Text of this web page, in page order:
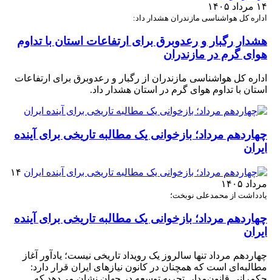
۱۴ مرداد ۱۴۰۵
اداره کل هواشناسی مازندران هشدار داد:
هشدار رگبار و رعدوبرق برای ارتفاعات استان با تداوم
هوای گرم در مازندران
اداره کل هواشناسی مازندران از رگبار و رعدوبرق برای ارتفاعات
استان با تداوم هوای گرم در استان هشدار داد.
چهاردهم مرداد؛ بازخوانی یک مطالبه تاریخی برای آینده
ایران
۱۴
مرداد ۱۴۰۵
یادداشت از محمدعلی نوبخت؛
چهاردهم مرداد؛ بازخوانی یک مطالبه تاریخی برای آینده
ایران
چهاردهم مرداد تنها سالروز یک رویداد تاریخی نیست؛ یادآور آغاز
مطالبه‌ای است که همچنان در کانون نیازهای ایران قرار دارد: